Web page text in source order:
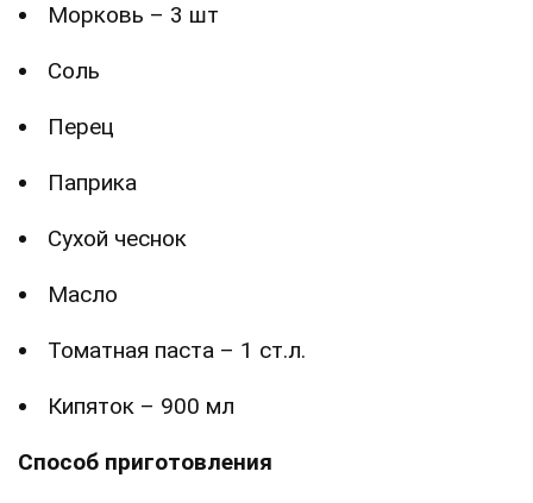
Морковь – 3 шт
Соль
Перец
Паприка
Сухой чеснок
Масло
Томатная паста – 1 ст.л.
Кипяток – 900 мл
Способ приготовления